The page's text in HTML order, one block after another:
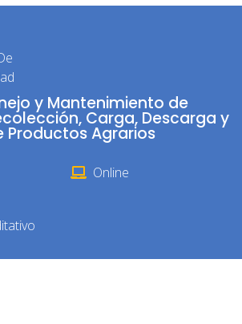
y Mantenimiento de
Carga, Descarga y
Productos Agrarios
Online